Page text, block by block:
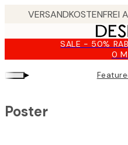
SALE - 50%
0
▸
Poster